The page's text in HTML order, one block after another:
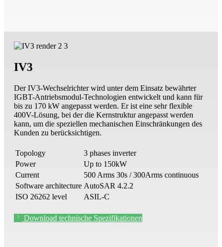
IV3
Der IV3-Wechselrichter wird unter dem Einsatz bewährter
IGBT-Antriebsmodul-Technologien entwickelt und kann für
bis zu 170 kW angepasst werden. Er ist eine sehr flexible
400V-Lösung, bei der die Kernstruktur angepasst werden
kann, um die speziellen mechanischen Einschränkungen des
Kunden zu berücksichtigen.
Topology
3 phases inverter
Power
Up to 150kW
Current
500 Arms 30s / 300Arms continuous
Software architecture AutoSAR 4.2.2
ISO 26262 level
ASIL-C
Download technische Spezifikationen